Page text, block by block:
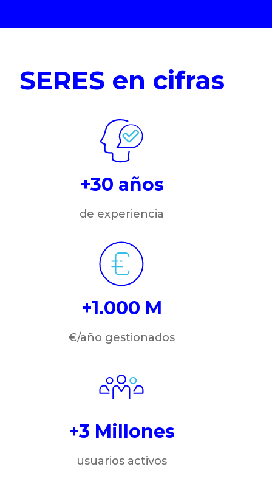
SERES en cifras
+30 años
de experiencia
+1.000 M
€/año gestionados
+3 Millones
usuarios activos